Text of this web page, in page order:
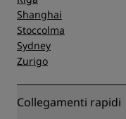
Shanghai
Stoccolma
Sydney
Zurigo
Collegamenti rapidi